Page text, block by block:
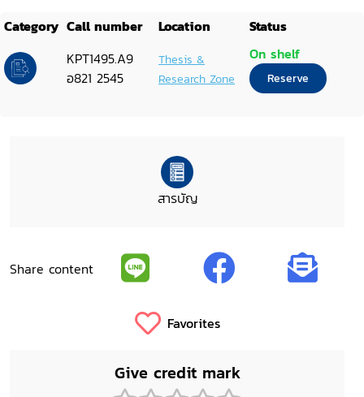
Category Call number Location
Status
KPT1495.A9
อ821 2545
Thesis &
Research Zone
On shelf
Reserve
สารบัญ
Share content
Favorites
Give credit mark